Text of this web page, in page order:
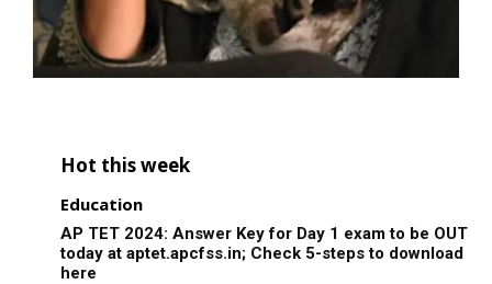
Hot this week
Education
AP TET 2024: Answer Key for Day 1 exam to be OUT
today at aptet.apcfss.in; Check 5-steps to download
here